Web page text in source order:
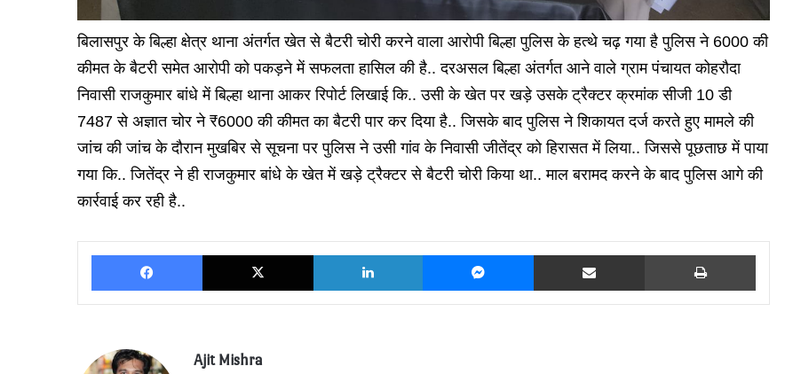
बिलासपुर के बिल्हा क्षेत्र थाना अंतर्गत खेत से बैटरी चोरी करने वाला आरोपी बिल्हा पुलिस के हत्थे चढ़ गया है पुलिस ने 6000 की
कीमत के बैटरी समेत आरोपी को पकड़ने में सफलता हासिल की है.. दरअसल बिल्हा अंतर्गत आने वाले ग्राम पंचायत कोहरौदा
निवासी राजकुमार बांधे में बिल्हा थाना आकर रिपोर्ट लिखाई कि.. उसी के खेत पर खड़े उसके ट्रैक्टर क्रमांक सीजी 10 डी
7487 से अज्ञात चोर ने ₹6000 की कीमत का बैटरी पार कर दिया है.. जिसके बाद पुलिस ने शिकायत दर्ज करते हुए मामले की
जांच की जांच के दौरान मुखबिर से सूचना पर पुलिस ने उसी गांव के निवासी जीतेंद्र को हिरासत में लिया.. जिससे पूछताछ में पाया
गया कि.. जितेंद्र ने ही राजकुमार बांधे के खेत में खड़े ट्रैक्टर से बैटरी चोरी किया था.. माल बरामद करने के बाद पुलिस आगे की
कार्रवाई कर रही है..
Facebook X LinkedIn Messenger Share via Email Print
Ajit Mishra